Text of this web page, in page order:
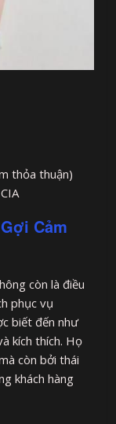
thỏa thuận)
Cảm
còn là điều
phục vụ
biết đến như
kích thích. Họ
còn bởi thái
khách hàng